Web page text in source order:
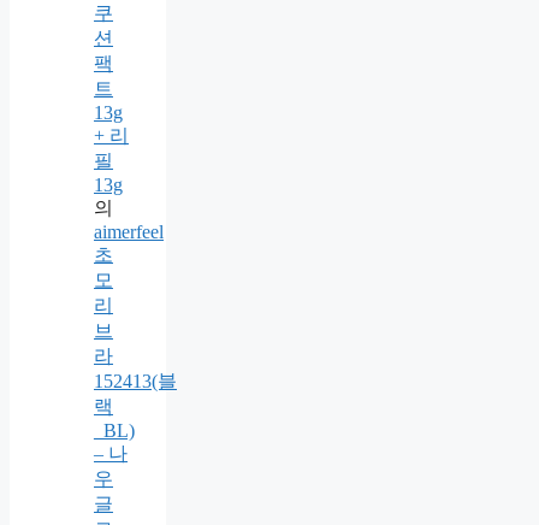
쿠
션
팩
트
13g
+ 리
필
13g
의
aimerfeel
초
모
리
브
라
152413(블
랙
_BL)
– 나
우
글